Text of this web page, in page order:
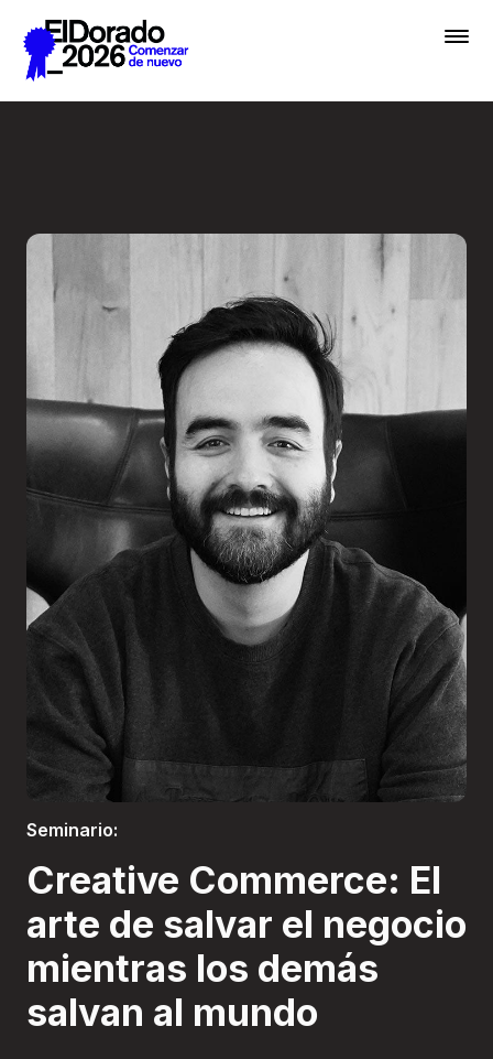
Saltar al contenido principal
Academias
Inscribir
Boletería
Seminario:
Creative Commerce: El
arte de salvar el negocio
mientras los demás
salvan al mundo